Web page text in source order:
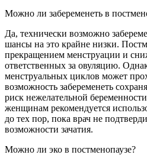
Можно ли забеременеть в
Да, технически возможно
шансы на это крайне низки.
прекращением менструации и
ответственных за овуляцию.
менструальных циклов может
возможность забеременеть
риск нежелательной
женщинам рекомендуется
до тех пор, пока врач не
возможности зачатия.
Можно ли эко в постменопаузе?